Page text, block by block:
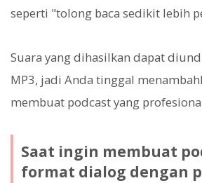
seperti "tolong baca sedikit lebih
Suara yang dihasilkan dapat
MP3, jadi Anda tinggal
membuat podcast yang
Saat ingin membuat
format dialog dengan